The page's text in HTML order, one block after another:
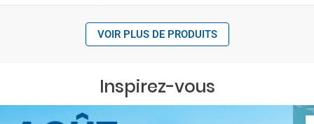
VOIR PLUS DE PRODUITS
Inspirez-vous